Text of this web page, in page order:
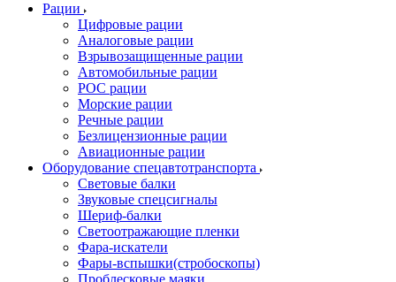
Рации
Цифровые рации
Аналоговые рации
Взрывозащищенные рации
Автомобильные рации
POC рации
Морские рации
Речные рации
Безлицензионные рации
Авиационные рации
Оборудование спецавтотранспорта
Световые балки
Звуковые спецсигналы
Шериф-балки
Светоотражающие пленки
Фара-искатели
Фары-вспышки(стробоскопы)
Проблесковые маяки